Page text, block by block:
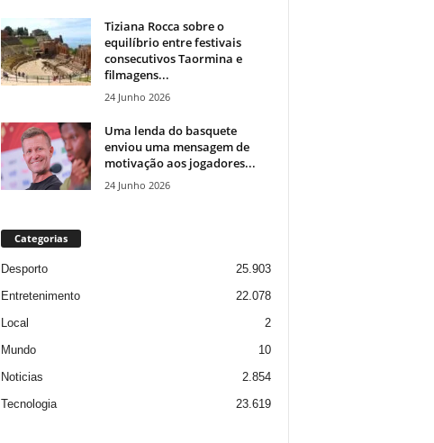
Tiziana Rocca sobre o
equilíbrio entre festivais
consecutivos Taormina e
filmagens...
24 Junho 2026
Uma lenda do basquete
enviou uma mensagem de
motivação aos jogadores...
24 Junho 2026
Categorias
Desporto
25.903
Entretenimento
22.078
Local
2
Mundo
10
Noticias
2.854
Tecnologia
23.619